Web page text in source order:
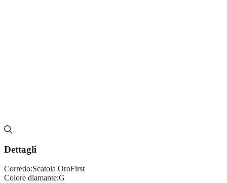
Dettagli
Corredo:Scatola OroFirst
Colore diamante:G